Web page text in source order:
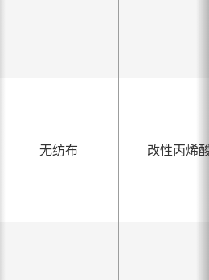
无纺布 改性丙烯